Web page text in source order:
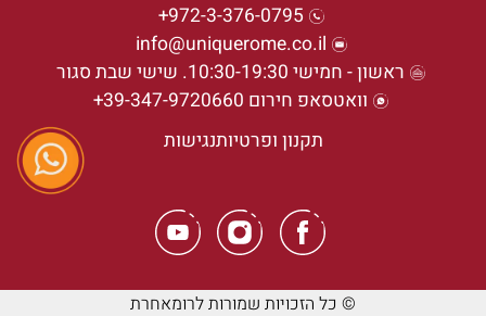
972-3-376-0795+
info@uniquerome.co.il
ראשון - חמישי 10:30-19:30. שישי שבת סגור
וואטסאפ חירום 39-347-9720660+
תקנון ופרטיותנגישות
© כל הזכויות שמורות לרומאחרת